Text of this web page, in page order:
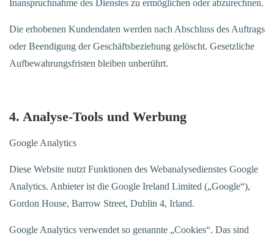
Inanspruchnahme des Dienstes zu ermöglichen oder abzurechnen.
Die erhobenen Kundendaten werden nach Abschluss des Auftrags
oder Beendigung der Geschäftsbeziehung gelöscht. Gesetzliche
Aufbewahrungsfristen bleiben unberührt.
4. Analyse-Tools und Werbung
Google Analytics
Diese Website nutzt Funktionen des Webanalysedienstes Google
Analytics. Anbieter ist die Google Ireland Limited („Google“),
Gordon House, Barrow Street, Dublin 4, Irland.
Google Analytics verwendet so genannte „Cookies“. Das sind